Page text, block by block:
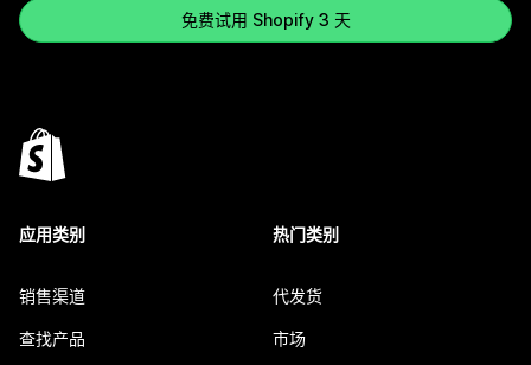
免费试用 Shopify 3 天
应用类别
销售渠道
查找产品
热门类别
代发货
市场